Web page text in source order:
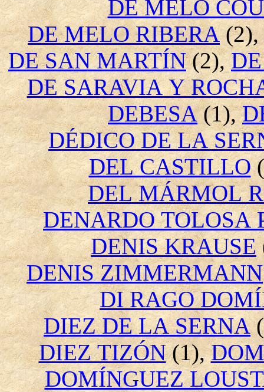
DE MELO
DE MELO RIBERA(2),
DE SAN MARTÍN(2),
DE SARAVIA Y
DEBESA(1),
DÉDICO DE LA
DEL CASTILLO
DEL MÁRMOL
DENARDO TOLOSA
DENIS KRAUSE
DENIS ZIMMERMANN
DI RAGO
DIEZ DE LA SERNA
DIEZ TIZÓN(1),
DOMÍNGUEZ